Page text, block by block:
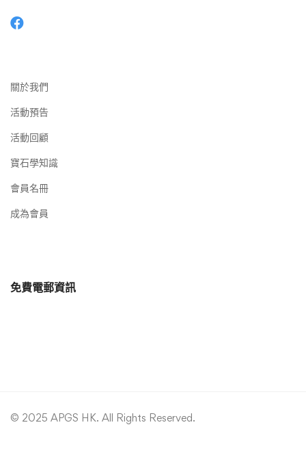
關於我們
活動預告
活動回顧
寶石學知識
會員名冊
成為會員
免費電郵資訊
© 2025 APGS HK. All Rights Reserved.